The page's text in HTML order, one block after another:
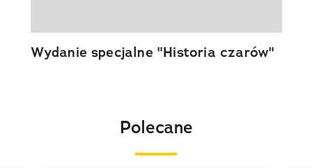
Wydanie specjalne "Historia czarów"
Polecane